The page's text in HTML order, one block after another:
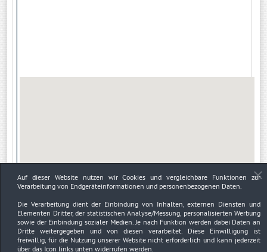
Auf dieser Website nutzen wir Cookies und vergleichbare Funktionen zur
Verarbeitung von Endgeräteinformationen und personenbezogenen Daten.
Die Verarbeitung dient der Einbindung von Inhalten, externen Diensten und
Elementen Dritter, der statistischen Analyse/Messung, personalisierten Werbung
sowie der Einbindung sozialer Medien. Je nach Funktion werden dabei Daten an
Dritte weitergegeben und von diesen verarbeitet. Diese Einwilligung ist
freiwillig, für die Nutzung unserer Website nicht erforderlich und kann jederzeit
über das Icon links unten widerrufen werden.